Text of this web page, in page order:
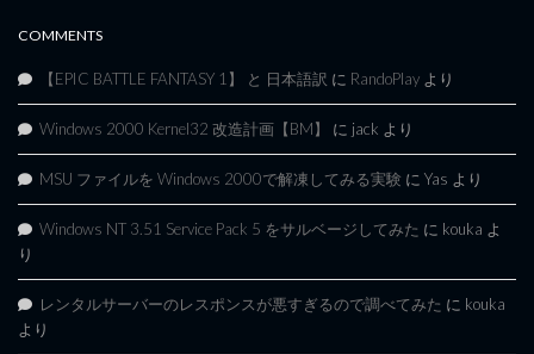
COMMENTS
【EPIC BATTLE FANTASY 1】 と 日本語訳 に RandoPlay より
Windows 2000 Kernel32 改造計画【BM】 に jack より
MSU ファイルを Windows 2000で解凍してみる実験 に Yas より
Windows NT 3.51 Service Pack 5 をサルベージしてみた に kouka よ
り
レンタルサーバーのレスポンスが悪すぎるので調べてみた に kouka
より